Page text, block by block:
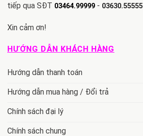
tiếp qua SĐT 03464.99999 - 03630.55555
Xin cảm ơn!
HƯỚNG DẪN KHÁCH HÀNG
Hướng dẫn thanh toán
Hướng dẫn mua hàng / Đổi trả
Chính sách đại lý
Chính sách chung